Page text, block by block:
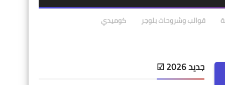
قوالب وشروحات بلوجر كوميدي
جديد 2026 ☑